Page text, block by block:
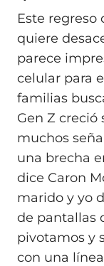
Este regreso
quiere
parece
celular para
familias
Gen Z creció
muchos
una brecha
dice Caron
marido y yo
de pantallas
pivotamos y
con una línea